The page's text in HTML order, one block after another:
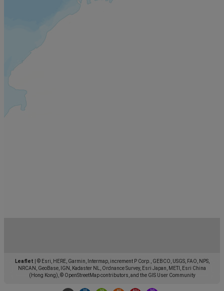
Leaflet
© Esri, HERE, Garmin, Intermap, increment P Corp., GEBCO, USGS, FAO, NPS,
NRCAN, GeoBase, IGN, Kadaster NL, Ordnance Survey, Esri Japan, METI, Esri China
(Hong Kong), © OpenStreetMap contributors, and the GIS User Community